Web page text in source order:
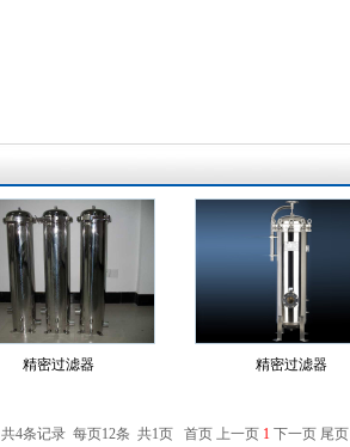
精密过滤器 精密过滤器
共4条记录 每页12条 共1页 首页 上一页 1 下一页 尾页